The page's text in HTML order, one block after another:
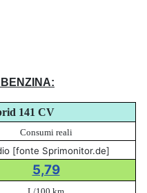
141 CV
Consumi reali
[fonte Sprimonitor.de]
5,79